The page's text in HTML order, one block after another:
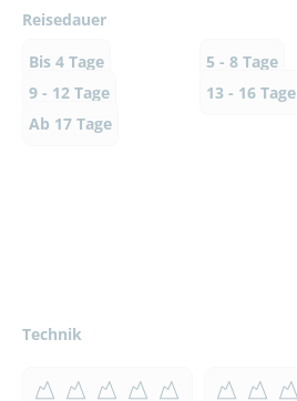
Reisedauer
Bis 4 Tage
5 - 8 Tage
9 - 12 Tage
13 - 16 Tage
Ab 17 Tage
Technik